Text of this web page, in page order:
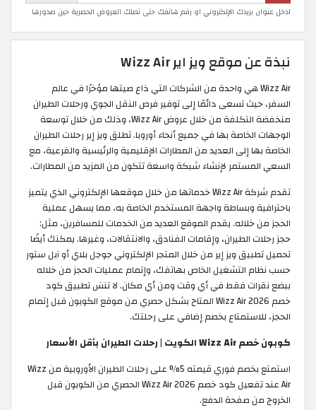
ادخل عنوان بريدك الإلكتروني او رقم هاتفك حتى تصلك العروض الحصرية حين صدورها
نبذة عن موقع ويز اير Wizz Air
Wizz Air هي واحدة من الشركات التي ذاع صيتها مؤخرًا في عالم
السفر، حيث تسعى دائمًا إلى توفير فرص النقل الجوي ورحلات الطيران
منخفضة التكلفة من خلال عروض Wizz Air، وذلك من خلال توسعة
الوجهات الخاصة بها في جميع أنحاء أوروبا. تطلق ويز إير رحلات الطيران
الخاصة بها إلى العديد من المطارات الإقليمية والرئيسية والفرعية، مع
السعي المستمر لإنشاء شبكة واسعة تتكون من المزيد من المطارات.
تقدم شركة Wizz Air خدماتها من خلال موقعها الإلكتروني الذي يتميز
باحترافية وبساطة واجهة المستخدم الخاصة به، مما يسهل عملية
الحجز من خلاله. يقدم الموقع العديد من الخدمات للمسافرين، مثل:
حجز رحلات الطيران، وإقامات الفنادق، والانتقالات، وغيرها. يمكنك أيضًا
تحميل تطبيق ويز إير من خلال المتجر الإلكتروني جوجل بلاي أو آبل ستور
حسب نظام التشغيل الخاص بهاتفك، وإتمام عمليات الحجز من خلاله
ببضع نقرات فقط في أي وقت ومن أي مكان. لا تنسَ تطبيق كود
خصم Wizz Air 2026 المتاح بشكل حصري من موقع الكوبون قبل إتمام
الحجز، للاستمتاع بخصم إضافي على رحلتك.
كوبون خصم Wizz Air الكويت | رحلات الطيران بأقل الأسعار
استمتع بخصم فوري قيمته 5% على رحلات الطيران الأوروبية من Wizz
Air عند تفعيل كود خصم Wizz Air 2026 الحصري من الكوبون قبل
الخروج من صفحة الدفع.